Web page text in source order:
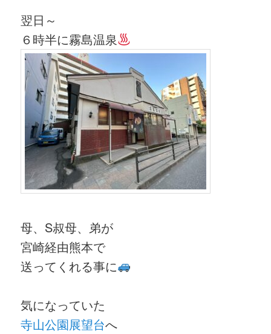
翌日～
６時半に霧島温泉
母、S叔母、弟が
宮崎経由熊本で
送ってくれる事に
気になっていた
寺山公園展望台へ